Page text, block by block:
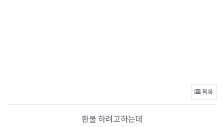
목록
환불 하려고하는데